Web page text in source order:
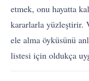
etmek, onu hayatta
kararlarla yüzleştirir.
ele alma öyküsünü
listesi için oldukça